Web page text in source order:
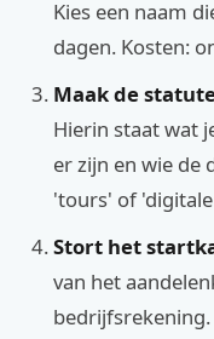
Kies een naam
dagen. Kosten:
Maak de
Hierin staat wat
er zijn en wie de
'tours' of
Stort het
van het